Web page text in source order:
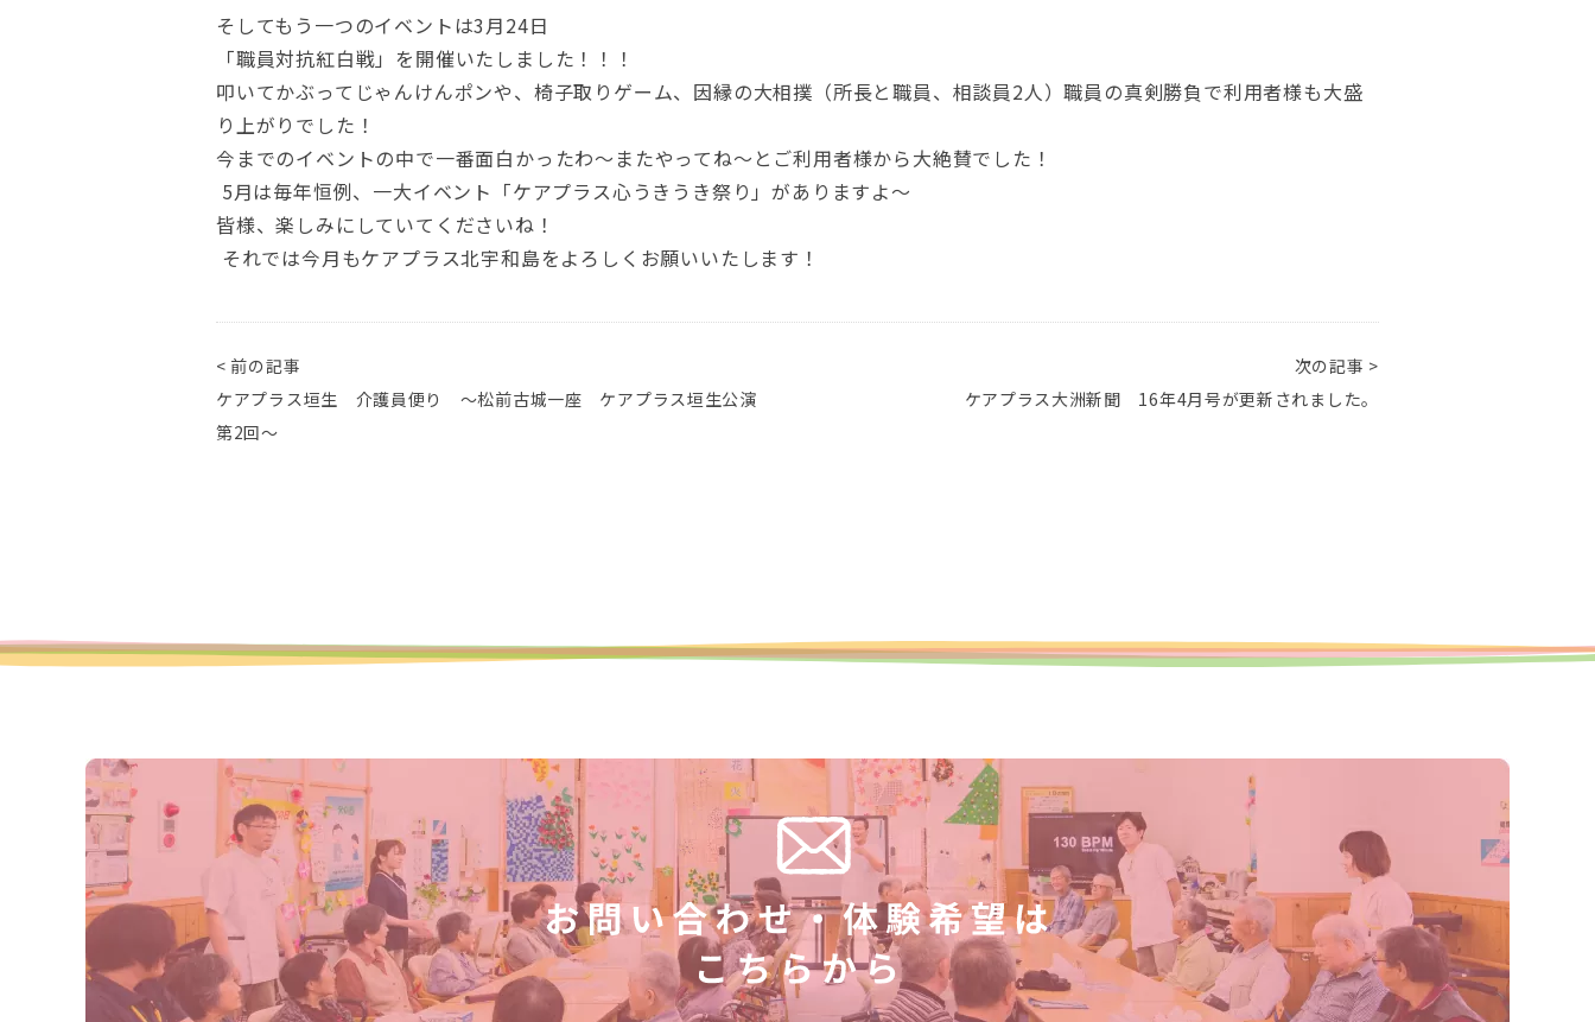
そしてもう一つのイベントは3月24日
「職員対抗紅白戦」を開催いたしました！！！
叩いてかぶってじゃんけんポンや、椅子取りゲーム、因縁の大相撲（所長と職員、相談員2人）職員の真剣勝負で利用者様も大盛
り上がりでした！
今までのイベントの中で一番面白かったわ～またやってね～とご利用者様から大絶賛でした！
5月は毎年恒例、一大イベント「ケアプラス心うきうき祭り」がありますよ～
皆様、楽しみにしていてくださいね！
それでは今月もケアプラス北宇和島をよろしくお願いいたします！
< 前の記事
ケアプラス垣生 介護員便り ～松前古城一座 ケアプラス垣生公演
第2回～
次の記事 >
ケアプラス大洲新聞 16年4月号が更新されました。